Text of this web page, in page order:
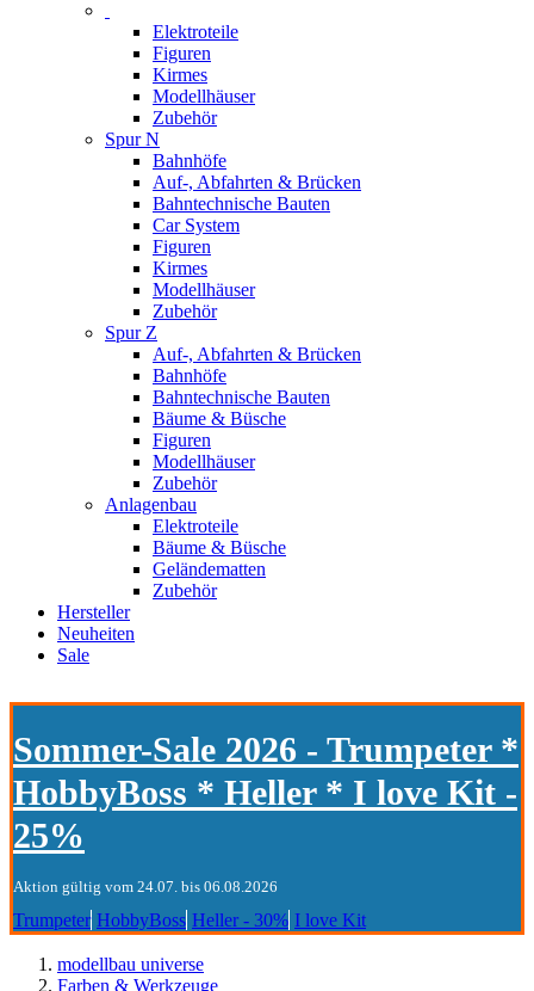
Elektroteile
Figuren
Kirmes
Modellhäuser
Zubehör
Spur N
Bahnhöfe
Auf-, Abfahrten & Brücken
Bahntechnische Bauten
Car System
Figuren
Kirmes
Modellhäuser
Zubehör
Spur Z
Auf-, Abfahrten & Brücken
Bahnhöfe
Bahntechnische Bauten
Bäume & Büsche
Figuren
Modellhäuser
Zubehör
Anlagenbau
Elektroteile
Bäume & Büsche
Geländematten
Zubehör
Hersteller
Neuheiten
Sale
Sommer-Sale 2026 - Trumpeter *
HobbyBoss * Heller * I love Kit -
25%
Aktion gültig vom 24.07. bis 06.08.2026
Trumpeter HobbyBoss Heller - 30% I love Kit
modellbau universe
Farben & Werkzeuge